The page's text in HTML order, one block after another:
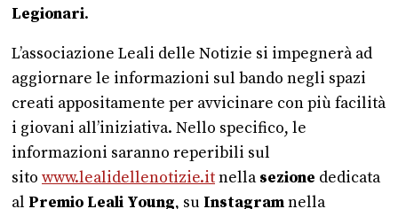
Legionari.
L’associazione Leali delle Notizie si impegnerà ad
aggiornare le informazioni sul bando negli spazi
creati appositamente per avvicinare con più facilità
i giovani all’iniziativa. Nello specifico, le
informazioni saranno reperibili sul
sito www.lealidellenotizie.itnellasezione dedicata
al Premio Leali Young, su Instagramnella